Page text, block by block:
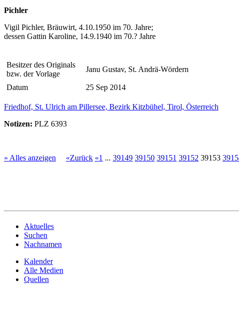
Pichler
Vigil Pichler, Bräuwirt, 4.10.1950 im 70. Jahre;
dessen Gattin Karoline, 14.9.1940 im 70.? Jahre
Besitzer des Originals
bzw. der Vorlage
Janu Gustav, St. Andrä-Wördern
Datum 25 Sep 2014
Friedhof, St. Ulrich am Pillersee, Bezirk Kitzbühel, Tirol, Österreich
Notizen: PLZ 6393
» Alles anzeigen «Zurück «1 ... 39149 39150 39151 39152 39153
Aktuelles
Suchen
Nachnamen
Kalender
Alle Medien
Quellen